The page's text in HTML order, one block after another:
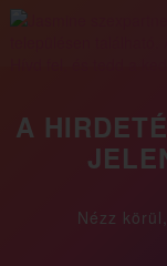
A
Nézz